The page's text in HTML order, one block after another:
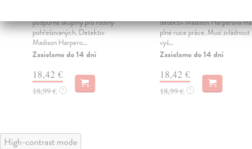
podpůrné skupiny pro rodiny
pohřešovaných. Detektiv
Madison Harpero...
Zasielame do 14 dní
18,42 €
18,99 € ?
detektiv Madison Harperová má
plné ruce práce. Musí zvládnout
vyš...
Zasielame do 14 dní
18,42 €
18,99 € ?
High-contrast mode